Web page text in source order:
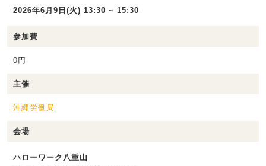
2026年6月9日(火) 13:30 ~ 15:30
参加費
0円
主催
沖縄労働局
会場
ハローワーク八重山